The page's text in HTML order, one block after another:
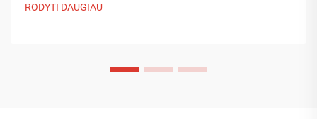
RODYTI DAUGIAU